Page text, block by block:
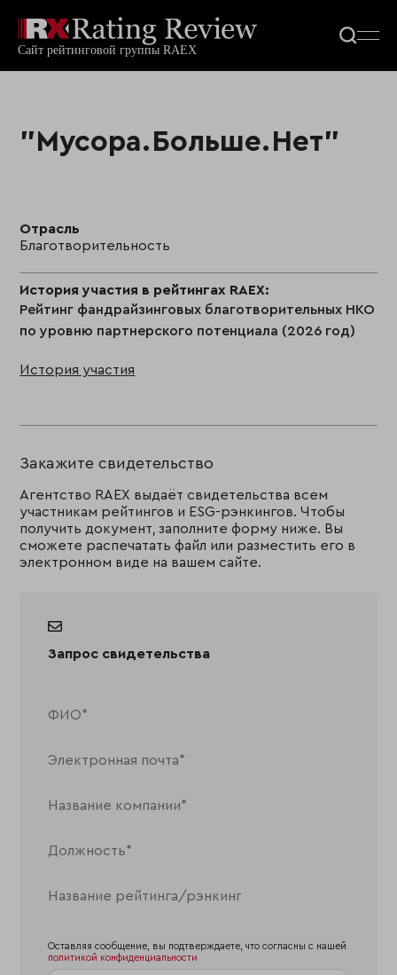
"Мусора.Больше.Нет"
Отрасль
Благотворительность
История участия в рейтингах RAEX:
Рейтинг фандрайзинговых благотворительных НКО
по уровню партнерского потенциала (2026 год)
История участия
Закажите свидетельство
Агентство RAEX выдаёт свидетельства всем
участникам рейтингов и ESG-рэнкингов. Чтобы
получить документ, заполните форму ниже. Вы
сможете распечатать файл или разместить его в
электронном виде на вашем сайте.
Запрос свидетельства
Оставляя сообщение, вы подтверждаете, что согласны с нашей
политикой конфиденциальности